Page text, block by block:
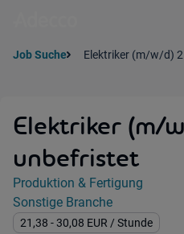
Job Suche Elektriker (m/w/d)
Elektriker (m/
unbefristet
Jobdetails
Kategorie:
Produktion & Fertigung
Industry:
Sonstige Branche
Gehalt:
21,38 - 30,08 EUR / Stunde